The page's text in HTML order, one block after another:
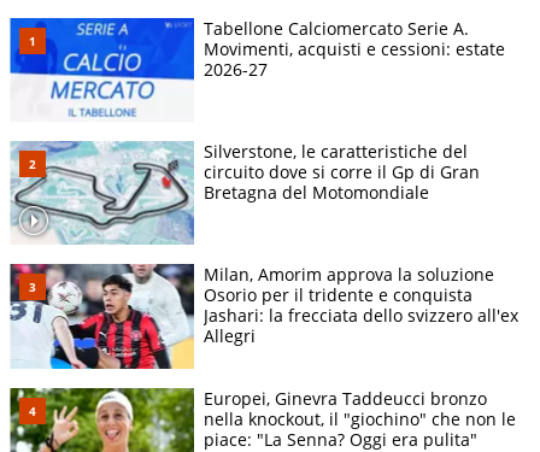
Tabellone Calciomercato Serie A.
Movimenti, acquisti e cessioni: estate
2026-27
Silverstone, le caratteristiche del
circuito dove si corre il Gp di Gran
Bretagna del Motomondiale
Milan, Amorim approva la soluzione
Osorio per il tridente e conquista
Jashari: la frecciata dello svizzero all'ex
Allegri
Europei, Ginevra Taddeucci bronzo
nella knockout, il "giochino" che non le
piace: "La Senna? Oggi era pulita"